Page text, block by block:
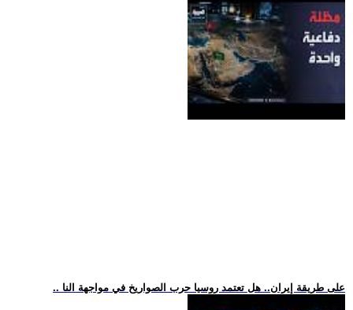
.. على طريقة إيران.. هل تعتمد روسيا حرب الصواريخ في مواجهة النا